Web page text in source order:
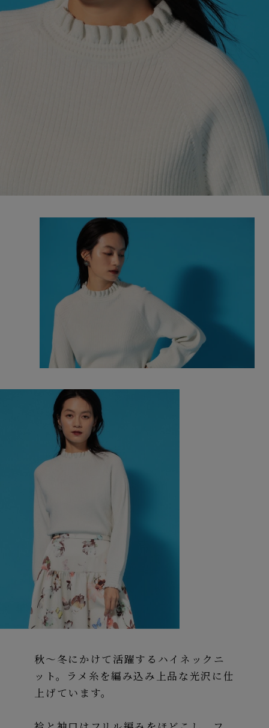
秋～冬にかけて活躍するハイネックニ
ット。ラメ糸を編み込み上品な光沢に仕
上げています。